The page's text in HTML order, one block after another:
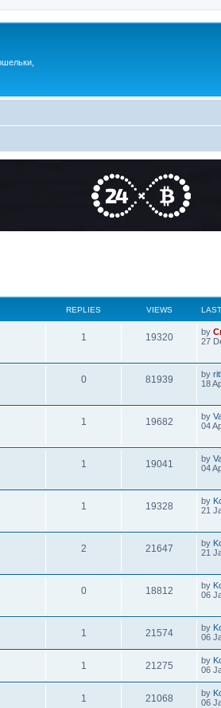
REPLIES VIEWS
1 19320 by
27
0 81939 by
18
1 19682 by
04
1 19041 by
04
1 19328 by
21
2 21647 by
21
0 18812 by
06
1 21574 by
06
1 21275 by
06
1 21068 by
06